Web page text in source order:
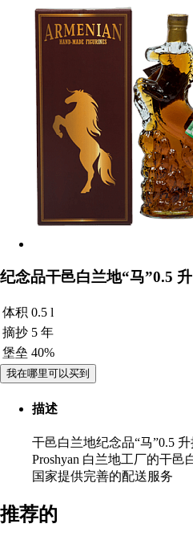
纪念品干邑白兰地“马”0.5 升
体积 0.5 l
摘抄 5 年
堡垒 40%
我在哪里可以买到
描述
干邑白兰地纪念品“马”0.5
Proshyan 白兰地工厂的干
国家提供完善的配送服务
推荐的